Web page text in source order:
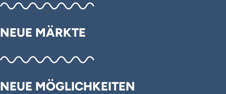
NEUE MÄRKTE
NEUE MÖGLICHKEITEN